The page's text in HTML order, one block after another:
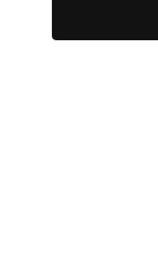
Стулья >